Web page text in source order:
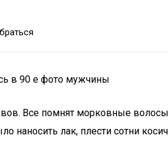
в 90 е фото мужчины
Все помнят морковные
наносить лак, плести сотни